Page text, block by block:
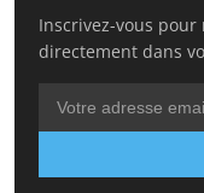
Inscrivez-vous
directement dans